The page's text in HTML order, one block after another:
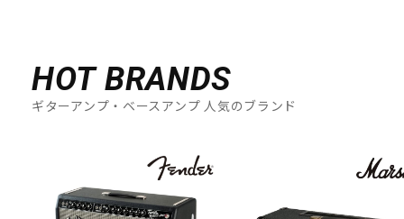
HOT BRANDS
ギターアンプ・ベースアンプ 人気のブランド